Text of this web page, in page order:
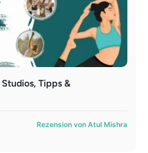
Tipps &
Rezension von Atul Mishra